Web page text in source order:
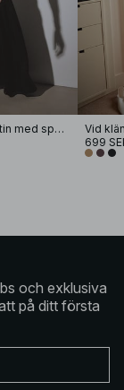
Slipklänning i satin med spetsinsats
Vid
699
och exklusiva
på ditt första